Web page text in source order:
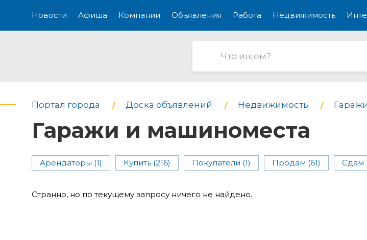
Новости Афиша Компании Объявления Работа Недвижимость
Портал города Доска объявлений Недвижимость
Гаражи и машиноместа
Арендаторы (1) Купить (216) Покупатели (1) Продам (61) Сдам
Странно, но по текущему запросу ничего не найдено.